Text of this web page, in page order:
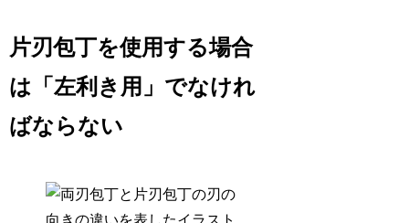
片刃包丁を使用する場合
は「左利き用」でなけれ
ばならない